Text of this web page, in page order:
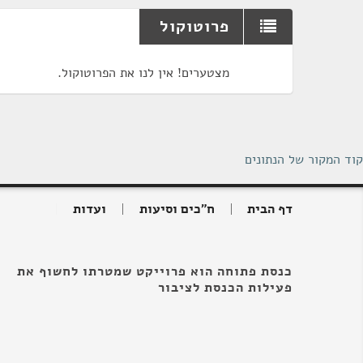
פרוטוקול
מצטערים! אין לנו את הפרוטוקול.
קוד המקור של הנתונים
דף הבית ח"כים וסיעות ועדות
כנסת פתוחה הוא פרוייקט שמטרתו לחשוף את
פעילות הכנסת לציבור